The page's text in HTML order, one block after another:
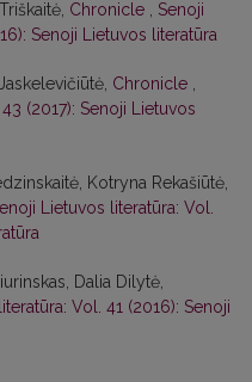
Chronicle , Senoji
Senoji Lietuvos literatūra
Chronicle ,
(2017): Senoji Lietuvos
Kotryna Rekašiūtė,
Lietuvos literatūra: Vol.
Dalia Dilytė,
Vol. 41 (2016): Senoji